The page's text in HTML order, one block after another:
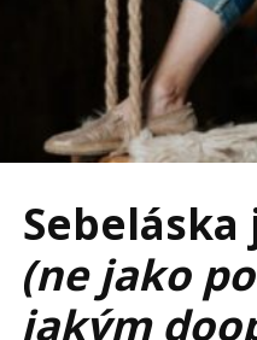
(ne jako
jakým